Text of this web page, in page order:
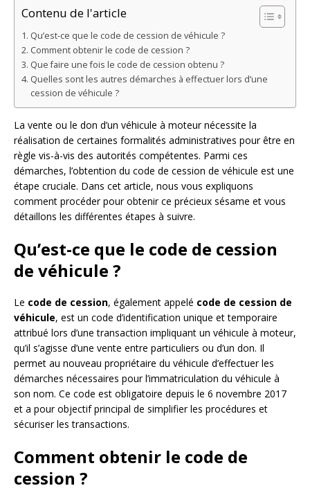
Contenu de l'article
Qu’est-ce que le code de cession de véhicule ?
Comment obtenir le code de cession ?
Que faire une fois le code de cession obtenu ?
Quelles sont les autres démarches à effectuer lors d’une
cession de véhicule ?
La vente ou le don d’un véhicule à moteur nécessite la
réalisation de certaines formalités administratives pour être en
règle vis-à-vis des autorités compétentes. Parmi ces
démarches, l’obtention du code de cession de véhicule est une
étape cruciale. Dans cet article, nous vous expliquons
comment procéder pour obtenir ce précieux sésame et vous
détaillons les différentes étapes à suivre.
Qu’est-ce que le code de cession
de véhicule ?
Le code de cession, également appelé code de cession de
véhicule, est un code d’identification unique et temporaire
attribué lors d’une transaction impliquant un véhicule à moteur,
qu’il s’agisse d’une vente entre particuliers ou d’un don. Il
permet au nouveau propriétaire du véhicule d’effectuer les
démarches nécessaires pour l’immatriculation du véhicule à
son nom. Ce code est obligatoire depuis le 6 novembre 2017
et a pour objectif principal de simplifier les procédures et
sécuriser les transactions.
Comment obtenir le code de
cession ?